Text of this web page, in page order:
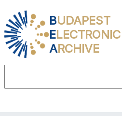
BUDAPEST
ELECTRONIC
ARCHIVE